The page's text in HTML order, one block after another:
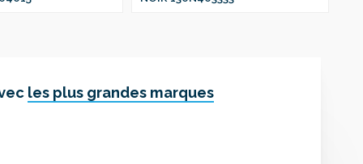
les plus grandes marques